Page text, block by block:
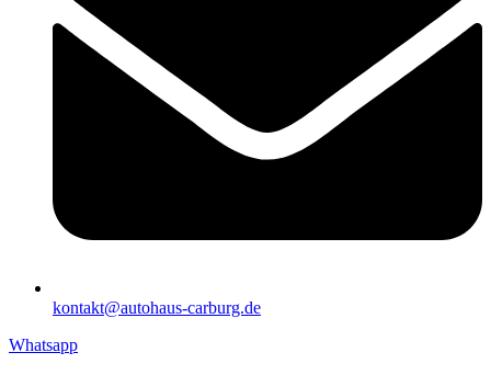
kontakt@autohaus-carburg.de
Whatsapp